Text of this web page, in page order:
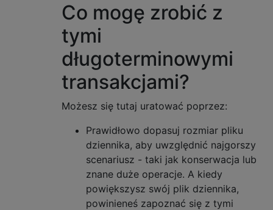
Co mogę zrobić z
tymi
długoterminowymi
transakcjami?
Możesz się tutaj uratować poprzez:
Prawidłowo dopasuj rozmiar pliku
dziennika, aby uwzględnić najgorszy
scenariusz - taki jak konserwacja lub
znane duże operacje. A kiedy
powiększysz swój plik dziennika,
powinieneś zapoznać się z tymi